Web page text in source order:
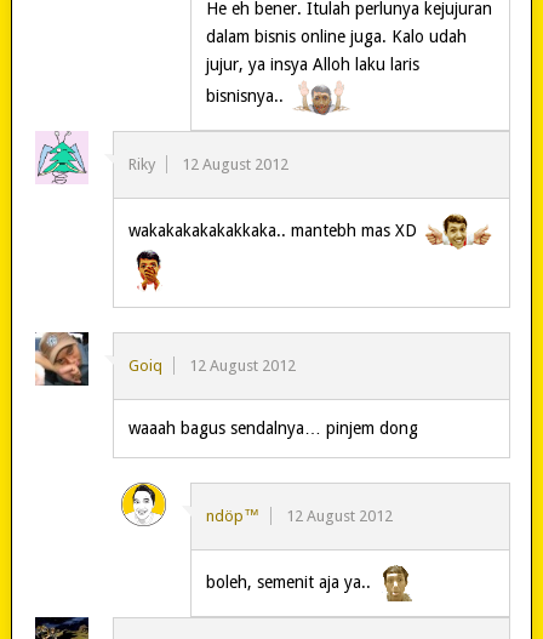
He eh bener. Itulah perlunya kejujuran
dalam bisnis online juga. Kalo udah
jujur, ya insya Alloh laku laris
bisnisnya..
Riky 12 August 2012
wakakakakakakkaka.. mantebh mas XD
Goiq 12 August 2012
waaah bagus sendalnya… pinjem dong
ndöp™ 12 August 2012
boleh, semenit aja ya..